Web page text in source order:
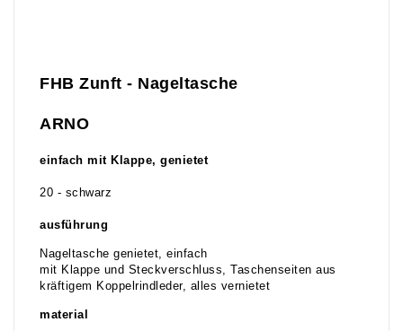
FHB Zunft - Nageltasche
ARNO
einfach mit Klappe, genietet
20 - schwarz
ausführung
Nageltasche genietet, einfach
mit Klappe und Steckverschluss, Taschenseiten aus
kräftigem Koppelrindleder, alles vernietet
material